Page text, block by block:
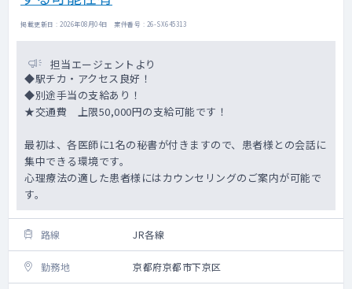
掲載更新日 : 2026年08月04日 案件番号 : 26-SX645313
担当エージェントより
◆駅チカ・アクセス良好！
◆別途手当の支給あり！
★交通費 上限50,000円の支給可能です！
最初は、各医師に1名の秘書が付きますので、患者様との会話に
集中できる環境です。
心理療法の適した患者様にはカウンセリングのご案内が可能で
す。
路線 JR各線
勤務地 京都府京都市下京区